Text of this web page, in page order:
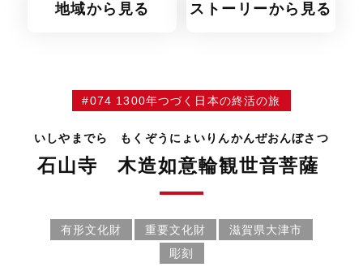
地域から見る ストーリーから見る
#074 1300年つづく日本の終活の旅
いしやまでら もくぞうにょいりんかんぜおんぼさつ
石山寺 木造如意輪観世音菩薩
有形文化財 重要文化財
滋賀県大津市
彫刻